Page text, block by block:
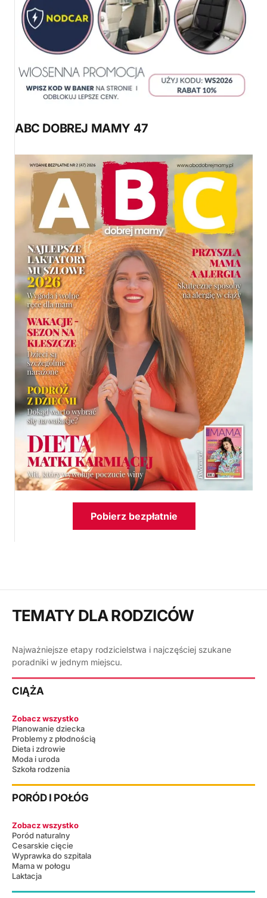
ABC DOBREJ MAMY 47
Pobierz bezpłatnie
TEMATY DLA RODZICÓW
Najważniejsze etapy rodzicielstwa i najczęściej szukane
poradniki w jednym miejscu.
CIĄŻA
Zobacz wszystko
Planowanie dziecka
Problemy z płodnością
Dieta i zdrowie
Moda i uroda
Szkoła rodzenia
PORÓD I POŁÓG
Zobacz wszystko
Poród naturalny
Cesarskie cięcie
Wyprawka do szpitala
Mama w połogu
Laktacja